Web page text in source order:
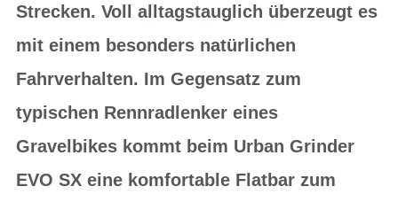
Strecken. Voll alltagstauglich überzeugt es
mit einem besonders natürlichen
Fahrverhalten. Im Gegensatz zum
typischen Rennradlenker eines
Gravelbikes kommt beim Urban Grinder
EVO SX eine komfortable Flatbar zum